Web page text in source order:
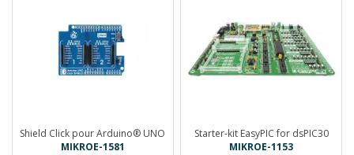
Shield Click pour Arduino® UNO
MIKROE-1581
Starter-kit EasyPIC for dsPIC30
MIKROE-1153